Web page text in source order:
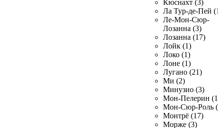
Кюснахт (3)
Ла Тур-де-Пей
Ле-Мон-Сюр-
Лозанна (3)
Лозанна (17)
Лойк (1)
Локо (1)
Лоне (1)
Лугано (21)
Ми (2)
Минузио (3)
Мон-Пелерин
Мон-Сюр-Роль
Монтрё (17)
Морже (3)